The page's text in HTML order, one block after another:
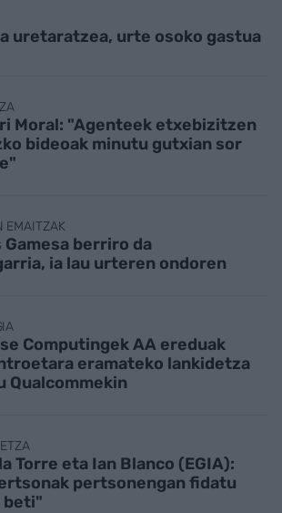
uretaratzea, urte osoko gastua
Moral: "Agenteek etxebizitzen
bideoak minutu gutxian sor
EMAITZAK
Gamesa berriro da
ia lau urteren ondoren
Computingek AA ereduak
eramateko lankidetza
Qualcommekin
Torre eta Ian Blanco (EGIA):
pertsonengan fidatu
beti"